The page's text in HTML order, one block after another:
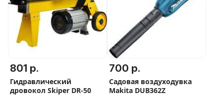
801 р.
Гидравлический
дровокол Skiper DR-50
700 р.
Садовая воздуходувка
Makita DUB362Z